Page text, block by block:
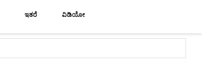
ಇತರೆ ವಿಡಿಯೋ